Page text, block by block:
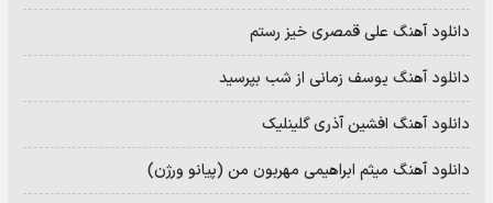
دانلود آهنگ علی قمصری خیز رستم
دانلود آهنگ یوسف زمانی از شب بپرسید
دانلود آهنگ افشین آذری گلینلیک
دانلود آهنگ میثم ابراهیمی مهربون من (پیانو ورژن)